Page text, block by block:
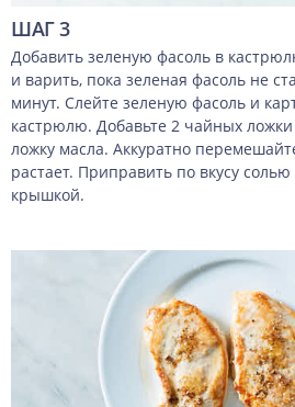
ШАГ 3
Добавить зеленую фасоль в
и варить, пока зеленая фасоль не
минут. Слейте зеленую фасоль и
кастрюлю. Добавьте 2 чайных
ложку масла. Аккуратно
растает. Приправить по вкусу
крышкой.